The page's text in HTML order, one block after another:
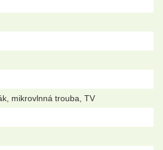
mikrovlnná trouba, TV